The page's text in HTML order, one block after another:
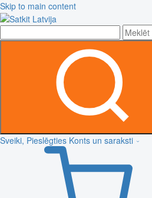
Skip to main content
Sveiki, Pieslēgties Konts un saraksti